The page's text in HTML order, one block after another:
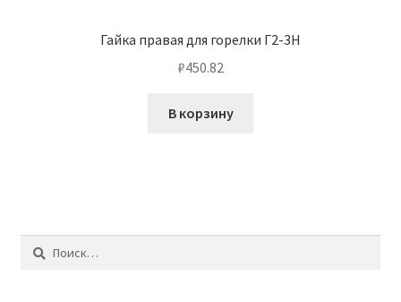
Гайка правая для горелки Г2-3Н
₽450.82
В корзину
Найти: